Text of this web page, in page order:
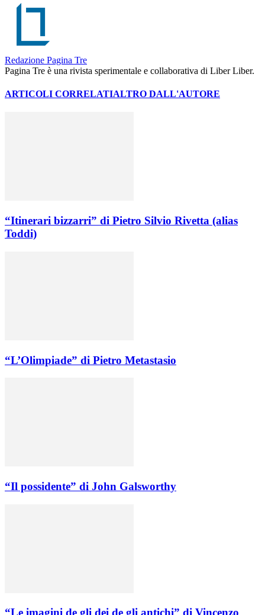
Redazione Pagina Tre
Pagina Tre è una rivista sperimentale e collaborativa di Liber Liber.
ARTICOLI CORRELATIALTRO DALL'AUTORE
“Itinerari bizzarri” di Pietro Silvio Rivetta (alias
Toddi)
“L’Olimpiade” di Pietro Metastasio
“Il possidente” di John Galsworthy